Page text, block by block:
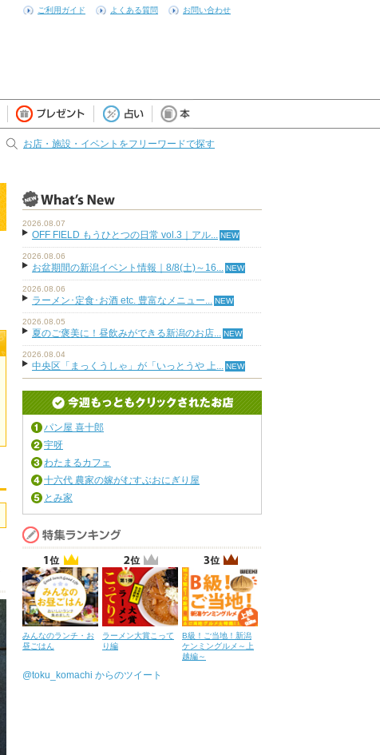
ご利用ガイド よくある質問 お問い合わせ
お店・施設・イベントをフリーワードで探す
2026.08.07
OFF FIELD もうひとつの日常 vol.3｜アル...
2026.08.06
お盆期間の新潟イベント情報｜8/8(土)～16...
2026.08.06
ラーメン･定食･お酒 etc. 豊富なメニュー...
2026.08.05
夏のご褒美に！昼飲みができる新潟のお店...
2026.08.04
中央区「まっくうしゃ」が「いっとうや 上...
パン屋 喜十郎
宇呀
わたまるカフェ
十六代 農家の嫁がむすぶおにぎり屋
とみ家
みんなのランチ・お
昼ごはん
ラーメン大賞こって
り編
B級！ご当地！新潟
ケンミングルメ～上
越編～
@toku_komachi からのツイート